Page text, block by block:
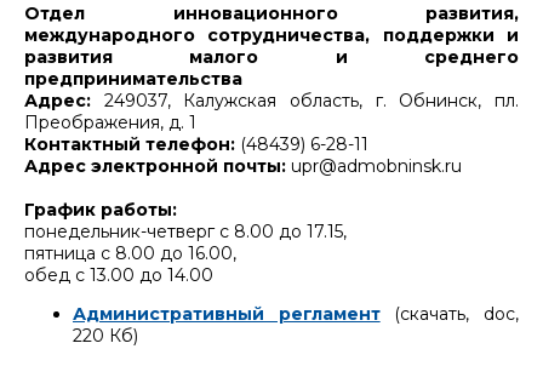
Отдел инновационного развития,
международного сотрудничества, поддержки и
развития малого и среднего
предпринимательства
Адрес: 249037, Калужская область, г. Обнинск, пл.
Преображения, д. 1
Контактный телефон: (48439) 6-28-11
Адрес электронной почты: upr@admobninsk.ru
График работы:
понедельник-четверг с 8.00 до 17.15,
пятница с 8.00 до 16.00,
обед с 13.00 до 14.00
Административный регламент(скачать, doc,
220 Кб)